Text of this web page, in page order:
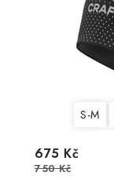
S-M
675 Kč
750 Kč